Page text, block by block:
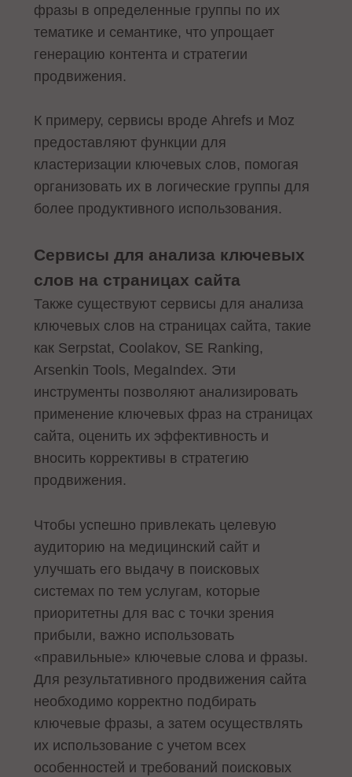
фразы в определенные группы по их
тематике и семантике, что упрощает
генерацию контента и стратегии
продвижения.
К примеру, сервисы вроде Ahrefs и Moz
предоставляют функции для
кластеризации ключевых слов, помогая
организовать их в логические группы для
более продуктивного использования.
Сервисы для анализа ключевых
слов на страницах сайта
Также существуют сервисы для анализа
ключевых слов на страницах сайта, такие
как Serpstat, Coolakov, SE Ranking,
Arsenkin Tools, MegaIndex. Эти
инструменты позволяют анализировать
применение ключевых фраз на страницах
сайта, оценить их эффективность и
вносить коррективы в стратегию
продвижения.
Чтобы успешно привлекать целевую
аудиторию на медицинский сайт и
улучшать его выдачу в поисковых
системах по тем услугам, которые
приоритетны для вас с точки зрения
прибыли, важно использовать
«правильные» ключевые слова и фразы.
Для результативного продвижения сайта
необходимо корректно подбирать
ключевые фразы, а затем осуществлять
их использование с учетом всех
особенностей и требований поисковых